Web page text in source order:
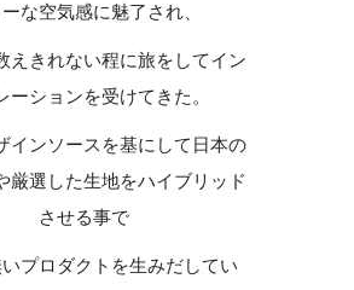
ーな空気感に魅了され、
えきれない程に旅をしてイン
ーションを受けてきた。
インソースを基にして日本の
厳選した生地をハイブリッド
させる事で
プロダクトを生みだしてい